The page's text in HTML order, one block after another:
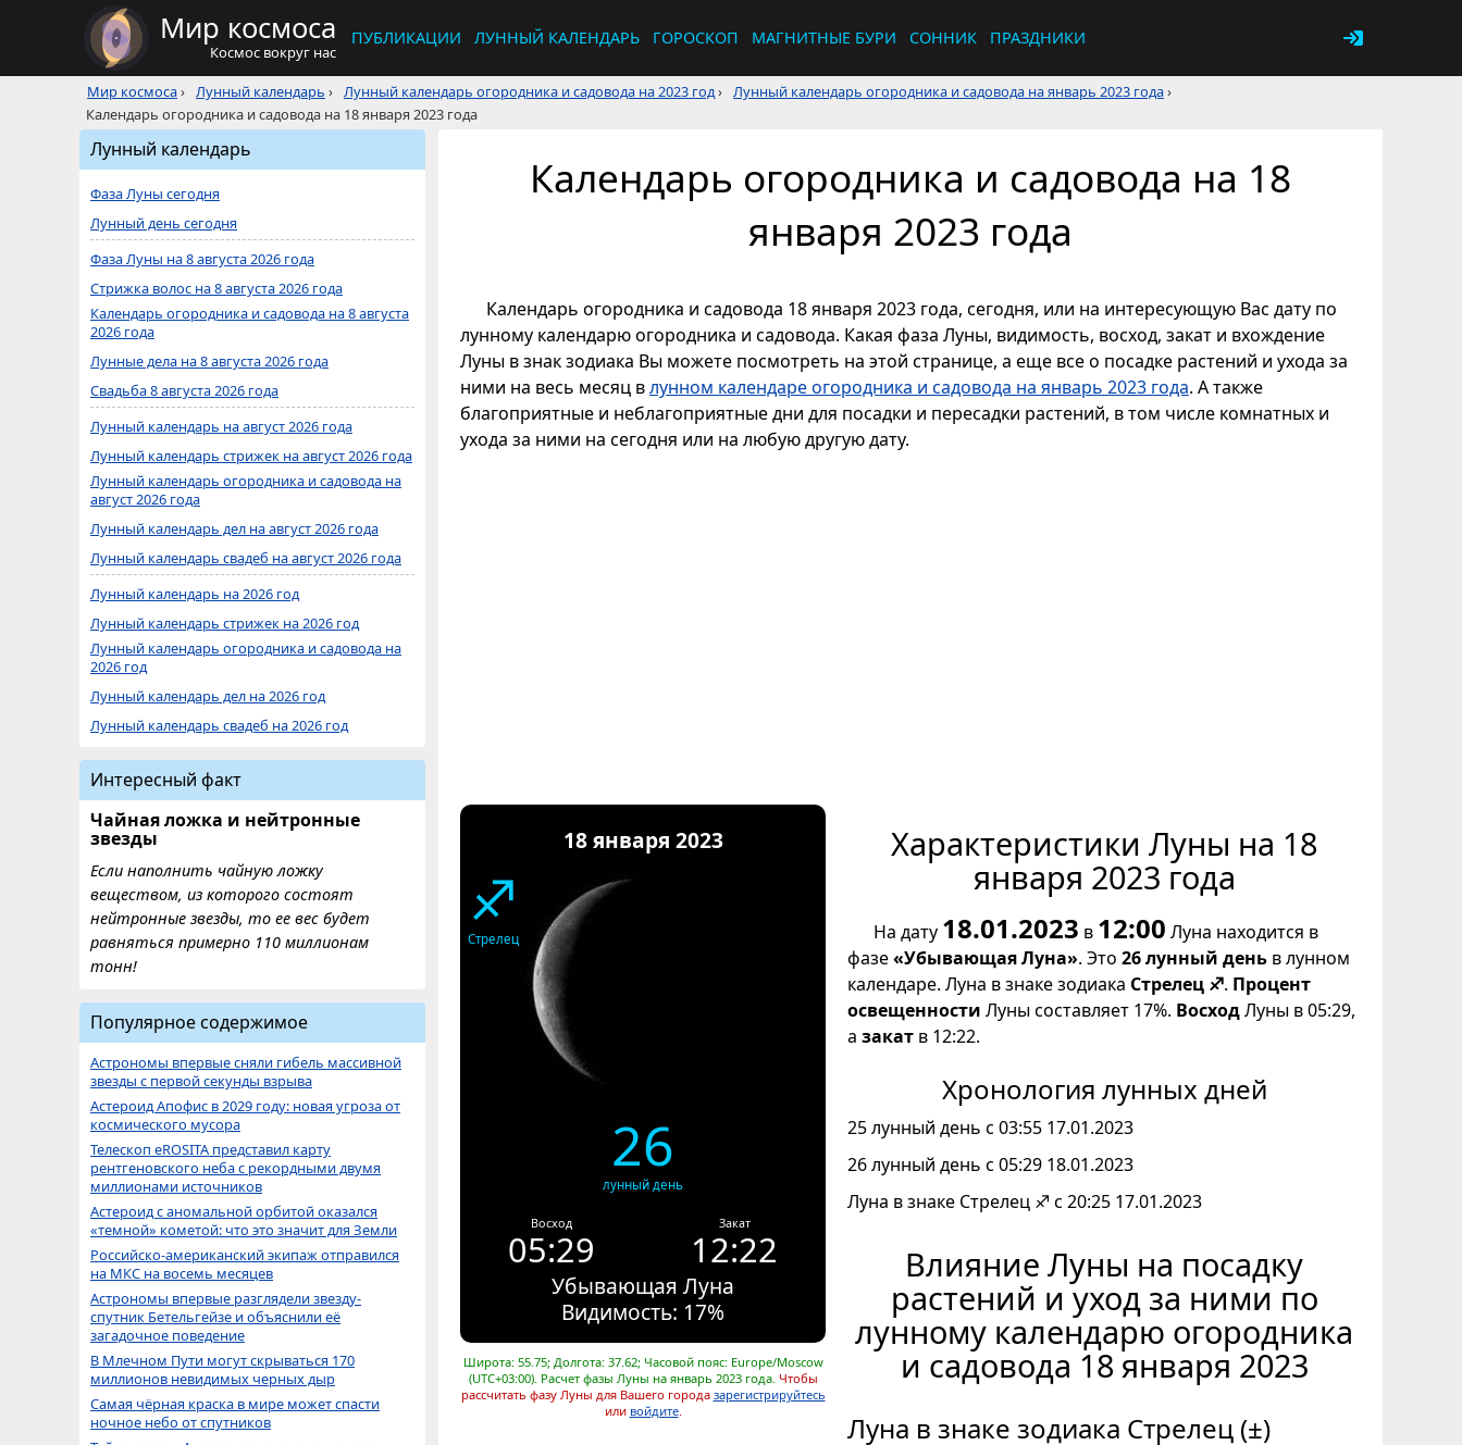
Мир космоса
Космос вокруг нас
ПУБЛИКАЦИИ ЛУННЫЙ КАЛЕНДАРЬ ГОРОСКОП МАГНИТНЫЕ БУРИ СОННИК ПРАЗДНИКИ
Мир космоса› Лунный календарь › Лунный календарь огородника и садовода на 2023 год› Лунный календарь огородника и садовода на январь 2023 года›
Календарь огородника и садовода на 18 января 2023 года
Календарь огородника и садовода на 18
января 2023 года
Календарь огородника и садовода 18 января 2023 года, сегодня, или на интересующую Вас дату по
лунному календарю огородника и садовода. Какая фаза Луны, видимость, восход, закат и вхождение
Луны в знак зодиака Вы можете посмотреть на этой странице, а еще все о посадке растений и ухода за
ними на весь месяц влунном календаре огородника и садовода на январь 2023 года. А также
благоприятные и неблагоприятные дни для посадки и пересадки растений, в том числе комнатных и
ухода за ними на сегодня или на любую другую дату.
18 января 2023
♐
Стрелец
26
лунный день
Восход
05:29
Закат
12:22
Убывающая Луна
Видимость: 17%
Широта: 55.75; Долгота: 37.62; Часовой пояс: Europe/Moscow
(UTC+03:00). Расчет фазы Луны на январь 2023 года. Чтобы
рассчитать фазу Луны для Вашего города зарегистрируйтесь
или войдите.
Характеристики Луны на 18
января 2023 года
На дату 18.01.2023 в 12:00 Луна находится в
фазе«Убывающая Луна». Это 26 лунный день в лунном
календаре. Луна в знаке зодиака Стрелец ♐. Процент
освещенности Луны составляет 17%. ВосходЛуны в 05:29,
а закат в 12:22.
Хронология лунных дней
25 лунный день с 03:55 17.01.2023
26 лунный день с 05:29 18.01.2023
Луна в знаке Стрелец ♐ с 20:25 17.01.2023
Влияние Луны на посадку
растений и уход за ними по
лунному календарю огородника
и садовода 18 января 2023
Луна в знаке зодиака Стрелец (±)
Лунный календарь
Фаза Луны сегодня
Лунный день сегодня
Фаза Луны на 8 августа 2026 года
Стрижка волос на 8 августа 2026 года
Календарь огородника и садовода на 8 августа
2026 года
Лунные дела на 8 августа 2026 года
Свадьба 8 августа 2026 года
Лунный календарь на август 2026 года
Лунный календарь стрижек на август 2026 года
Лунный календарь огородника и садовода на
август 2026 года
Лунный календарь дел на август 2026 года
Лунный календарь свадеб на август 2026 года
Лунный календарь на 2026 год
Лунный календарь стрижек на 2026 год
Лунный календарь огородника и садовода на
2026 год
Лунный календарь дел на 2026 год
Лунный календарь свадеб на 2026 год
Интересный факт
Чайная ложка и нейтронные
звезды
Если наполнить чайную ложку
веществом, из которого состоят
нейтронные звезды, то ее вес будет
равняться примерно 110 миллионам
тонн!
Популярное содержимое
Астрономы впервые сняли гибель массивной
звезды с первой секунды взрыва
Астероид Апофис в 2029 году: новая угроза от
космического мусора
Телескоп eROSITA представил карту
рентгеновского неба с рекордными двумя
миллионами источников
Астероид с аномальной орбитой оказался
«темной» кометой: что это значит для Земли
Российско-американский экипаж отправился
на МКС на восемь месяцев
Астрономы впервые разглядели звезду-
спутник Бетельгейзе и объяснили её
загадочное поведение
В Млечном Пути могут скрываться 170
миллионов невидимых черных дыр
Самая чёрная краска в мире может спасти
ночное небо от спутников